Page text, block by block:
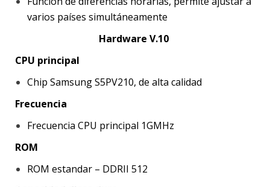
varios países simultáneamente
Hardware V.10
CPU principal
Chip Samsung S5PV210, de alta calidad
Frecuencia
Frecuencia CPU principal 1GMHz
ROM
ROM estandar – DDRII 512